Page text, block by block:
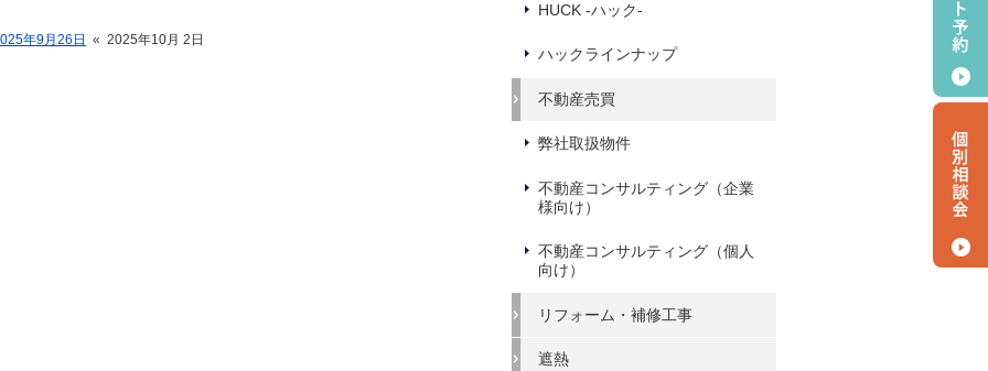
年9月26日 « 2025年10月 2日
HUCK -ハック-
ハックラインナップ
不動産売買
弊社取扱物件
不動産コンサルティング（企業
様向け）
不動産コンサルティング（個人
向け）
リフォーム・補修工事
遮熱